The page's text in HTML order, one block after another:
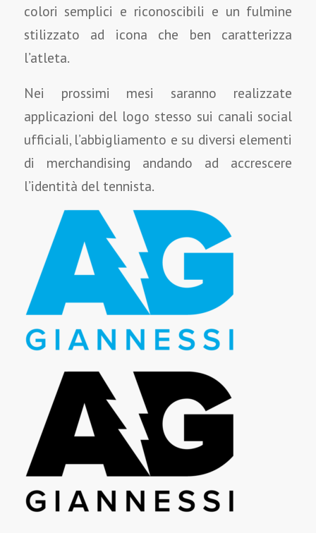
colori semplici e riconoscibili e un fulmine
stilizzato ad icona che ben caratterizza
l’atleta.
Nei prossimi mesi saranno realizzate
applicazioni del logo stesso sui canali social
ufficiali, l’abbigliamento e su diversi elementi
di merchandising andando ad accrescere
l’identità del tennista.